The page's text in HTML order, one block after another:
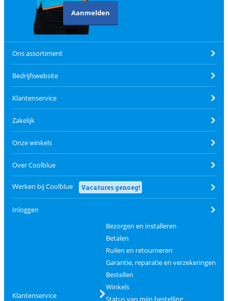
Aanmelden
Ons assortiment
Bedrijfswebsite
Klantenservice
Zakelijk
Onze winkels
Over Coolblue
Werken bij Coolblue Vacatures genoeg!
Inloggen
Klantenservice
Bezorgen en installeren
Betalen
Ruilen en retourneren
Garantie, reparatie en verzekeringen
Bestellen
Winkels
Status van mijn bestelling